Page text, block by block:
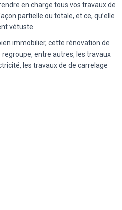
en charge tous vos travaux de
partielle ou totale, et ce, qu’elle
vétuste.
immobilier, cette rénovation de
entre autres, les travaux
les travaux de de carrelage